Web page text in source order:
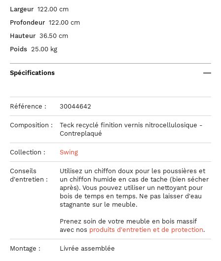
Largeur 122.00 cm
Profondeur 122.00 cm
Hauteur 36.50 cm
Poids 25.00 kg
Spécifications
Référence : 30044642
Composition :
Teck recyclé finition vernis nitrocellulosique -
Contreplaqué
Collection : Swing
Conseils
d'entretien :
Utilisez un chiffon doux pour les poussières et
un chiffon humide en cas de tache (bien sécher
après). Vous pouvez utiliser un nettoyant pour
bois de temps en temps. Ne pas laisser d'eau
stagnante sur le meuble.
Prenez soin de votre meuble en bois massif
avec nos produits d'entretien et de protection.
Montage : Livrée assemblée